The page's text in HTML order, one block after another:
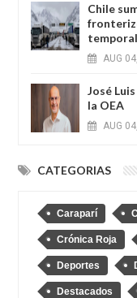
Chile
temporal
AUG 04,
José
la OEA
AUG 04,
CATEGORIAS
Caraparí
Crónica Roja
Deportes
Destacados